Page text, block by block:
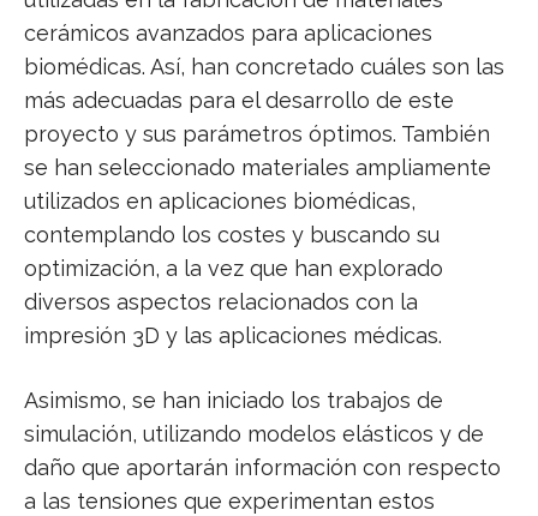
cerámicos avanzados para aplicaciones
biomédicas. Así, han concretado cuáles son las
más adecuadas para el desarrollo de este
proyecto y sus parámetros óptimos. También
se han seleccionado materiales ampliamente
utilizados en aplicaciones biomédicas,
contemplando los costes y buscando su
optimización, a la vez que han explorado
diversos aspectos relacionados con la
impresión 3D y las aplicaciones médicas.
Asimismo, se han iniciado los trabajos de
simulación, utilizando modelos elásticos y de
daño que aportarán información con respecto
a las tensiones que experimentan estos